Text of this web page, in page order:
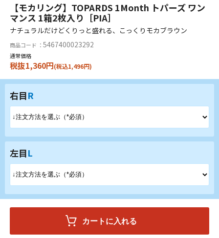
【モカリング】TOPARDS 1Month トパーズ ワン
マンス 1箱2枚入り［PIA］
ナチュラルだけどくりっと盛れる、こっくりモカブラウン
商品コード ： 5467400023292
通常価格
税抜1,360円(税込1,496円)
右目R
左目L